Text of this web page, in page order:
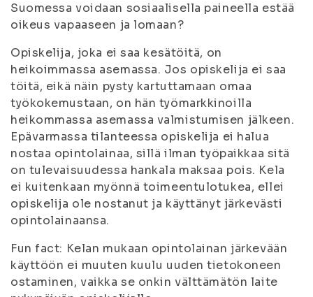
Suomessa voidaan sosiaalisella paineella estää
oikeus vapaaseen ja lomaan?
Opiskelija, joka ei saa kesätöitä, on
heikoimmassa asemassa. Jos opiskelija ei saa
töitä, eikä näin pysty kartuttamaan omaa
työkokemustaan, on hän työmarkkinoilla
heikommassa asemassa valmistumisen jälkeen.
Epävarmassa tilanteessa opiskelija ei halua
nostaa opintolainaa, sillä ilman työpaikkaa sitä
on tulevaisuudessa hankala maksaa pois. Kela
ei kuitenkaan myönnä toimeentulotukea, ellei
opiskelija ole nostanut ja käyttänyt järkevästi
opintolainaansa.
Fun fact: Kelan mukaan opintolainan järkevään
käyttöön ei muuten kuulu uuden tietokoneen
ostaminen, vaikka se onkin välttämätön laite